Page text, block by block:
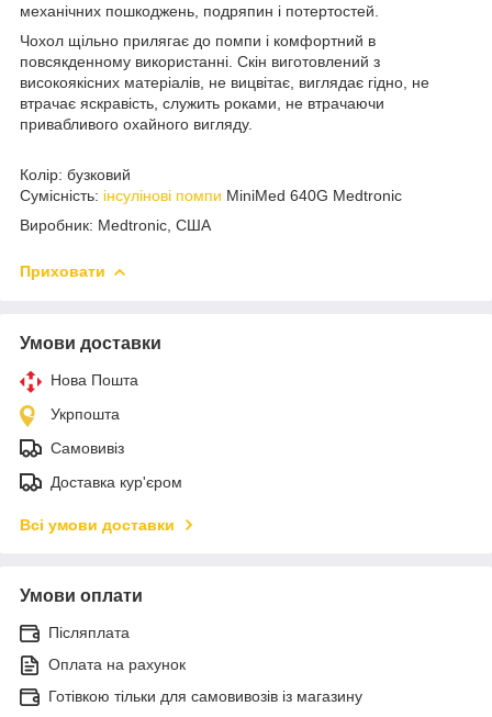
механічних пошкоджень, подряпин і потертостей.
Чохол щільно прилягає до помпи і комфортний в
повсякденному використанні. Скін виготовлений з
високоякісних матеріалів, не вицвітає, виглядає гідно, не
втрачає яскравість, служить роками, не втрачаючи
привабливого охайного вигляду.
Колір: бузковий
Сумісність: інсулінові помпи MiniMed 640G Medtronic
Виробник: Medtronic, США
Приховати
Умови доставки
Нова Пошта
Укрпошта
Самовивіз
Доставка кур'єром
Всі умови доставки
Умови оплати
Післяплата
Оплата на рахунок
Готівкою тільки для самовивозів із магазину